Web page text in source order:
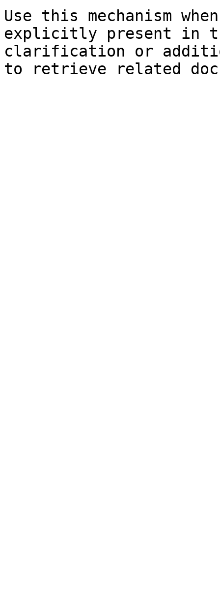
Use this mechanism
explicitly present in
clarification or